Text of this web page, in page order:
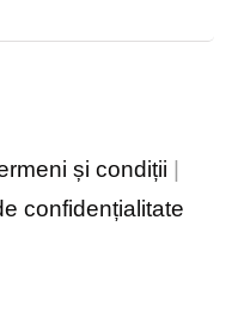
și condiții
confidențialitate